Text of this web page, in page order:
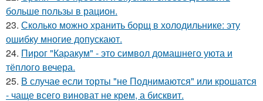
больше пользы в рацион.
23. Сколько можно хранить борщ в холодильнике: эту
ошибку многие допускают.
24. Пирог "Каpакум" - это символ домашнего уюта и
тёплого вечера.
25. В случае если торты "не Поднимаются" или крошатся
- чаще всего виноват не крем, а бисквит.